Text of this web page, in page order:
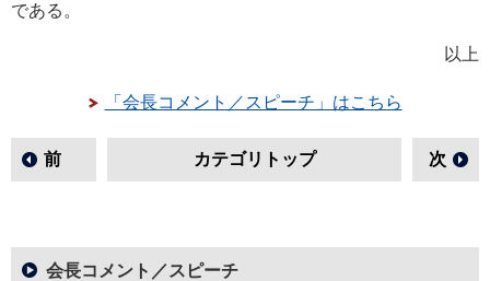
である。
以上
「会長コメント／スピーチ」はこちら
前 カテゴリトップ 次
会長コメント／スピーチ